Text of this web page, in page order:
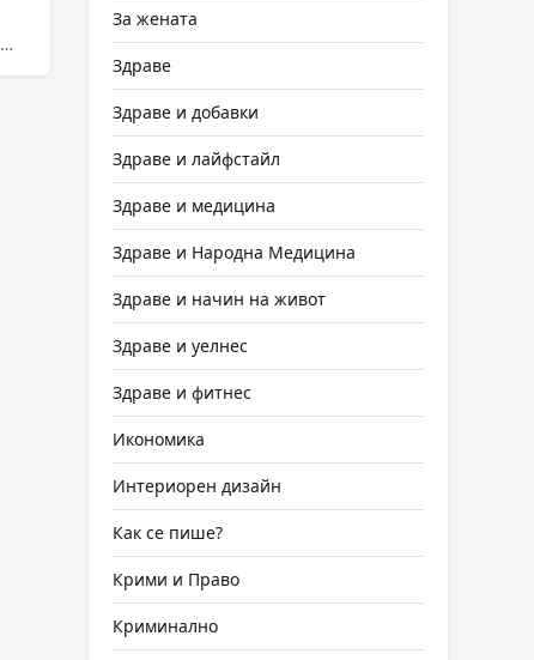
За жената
Здраве
Здраве и добавки
Здраве и лайфстайл
Здраве и медицина
Здраве и Народна Медицина
Здраве и начин на живот
Здраве и уелнес
Здраве и фитнес
Икономика
Интериорен дизайн
Как се пише?
Крими и Право
Криминално